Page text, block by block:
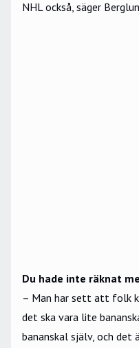
NHL också, säger
Du hade inte räknat
– Man har sett att folk
det ska vara lite
bananskal själv, och det